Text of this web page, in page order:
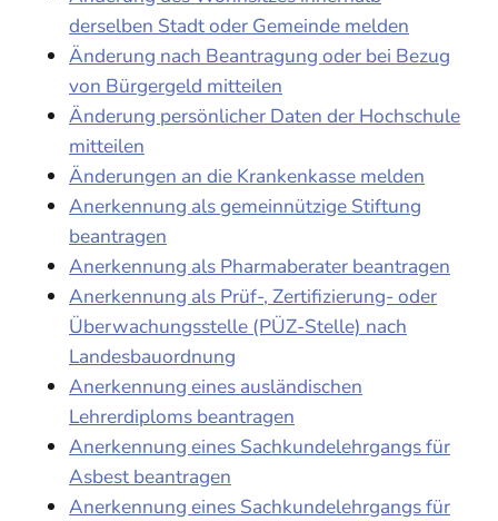
derselben Stadt oder Gemeinde melden
Änderung nach Beantragung oder bei Bezug
von Bürgergeld mitteilen
Änderung persönlicher Daten der Hochschule
mitteilen
Änderungen an die Krankenkasse melden
Anerkennung als gemeinnützige Stiftung
beantragen
Anerkennung als Pharmaberater beantragen
Anerkennung als Prüf-, Zertifizierung- oder
Überwachungsstelle (PÜZ-Stelle) nach
Landesbauordnung
Anerkennung eines ausländischen
Lehrerdiploms beantragen
Anerkennung eines Sachkundelehrgangs für
Asbest beantragen
Anerkennung eines Sachkundelehrgangs für